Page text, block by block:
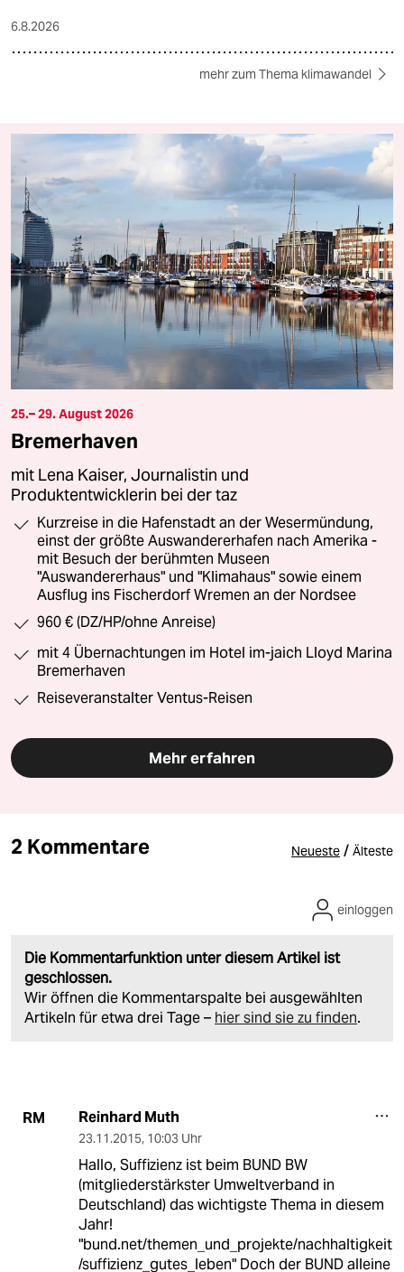
6.8.2026
mehr zum Thema klimawandel
25.– 29. August 2026
Bremerhaven
mit Lena Kaiser, Journalistin und
Produktentwicklerin bei der taz
Kurzreise in die Hafenstadt an der Wesermündung,
einst der größte Auswandererhafen nach Amerika -
mit Besuch der berühmten Museen
"Auswandererhaus" und "Klimahaus" sowie einem
Ausflug ins Fischerdorf Wremen an der Nordsee
960 € (DZ/HP/ohne Anreise)
mit 4 Übernachtungen im Hotel im-jaich Lloyd Marina
Bremerhaven
Reiseveranstalter Ventus-Reisen
Mehr erfahren
2 Kommentare Neueste / Älteste
Die Kommentarfunktion unter diesem Artikel ist
geschlossen.
Wir öffnen die Kommentarspalte bei ausgewählten
Artikeln für etwa drei Tage – hier sind sie zu finden.
einloggen
RM Reinhard Muth
23.11.2015, 10:03 Uhr
Hallo, Suffizienz ist beim BUND BW
(mitgliederstärkster Umweltverband in
Deutschland) das wichtigste Thema in diesem
Jahr!
"bund.net/themen_und_projekte/nachhaltigkeit
/suffizienz_gutes_leben" Doch der BUND alleine